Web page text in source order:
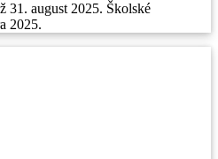
31. august 2025. Školské
2025.